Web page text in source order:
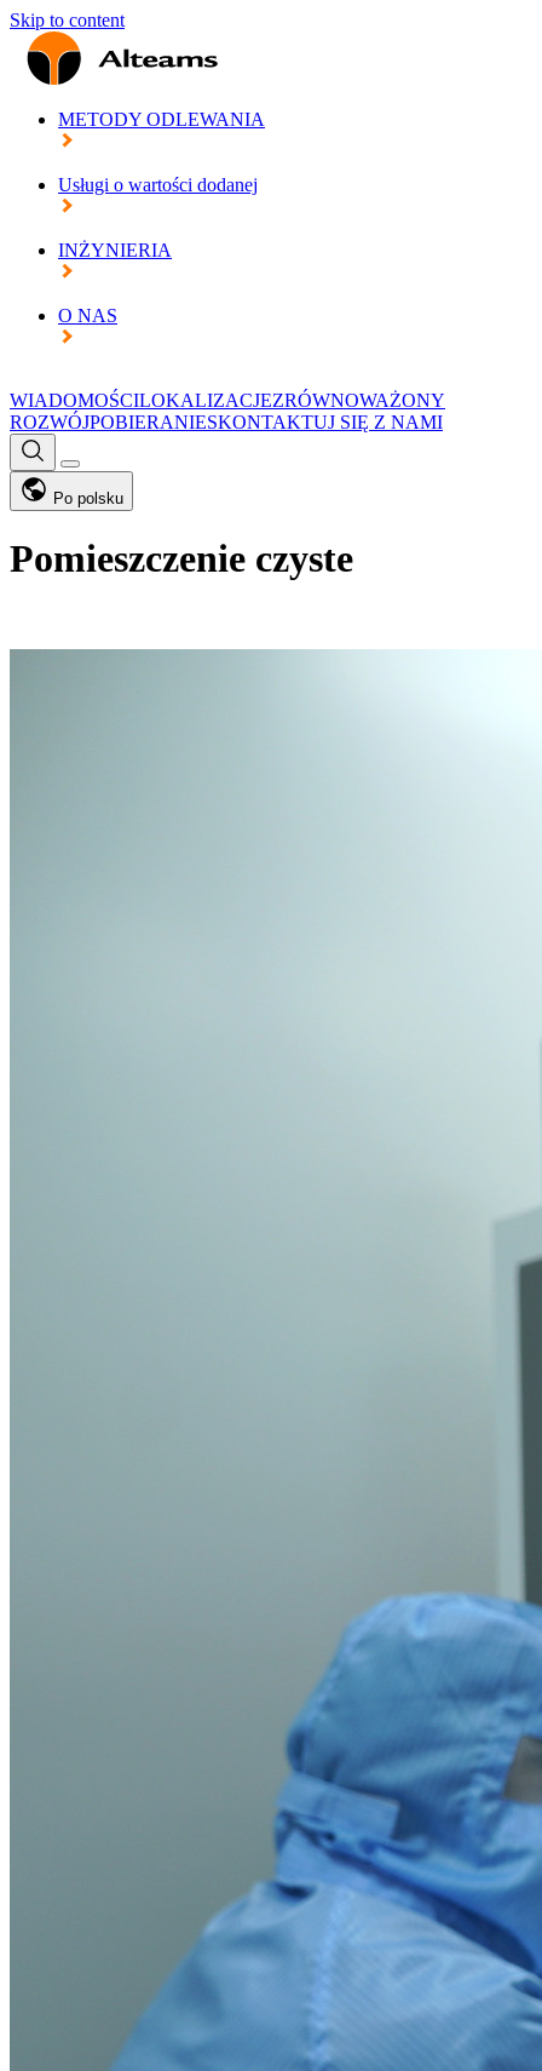
Skip to content
METODY ODLEWANIA
Usługi o wartości dodanej
INŻYNIERIA
O NAS
WIADOMOŚCILOKALIZACJEZRÓWNOWAŻONY
ROZWÓJPOBIERANIESKONTAKTUJ SIĘ Z NAMI
Po polsku
Pomieszczenie czyste